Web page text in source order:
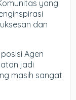
yang
dan
Agen
jadi
masih sangat